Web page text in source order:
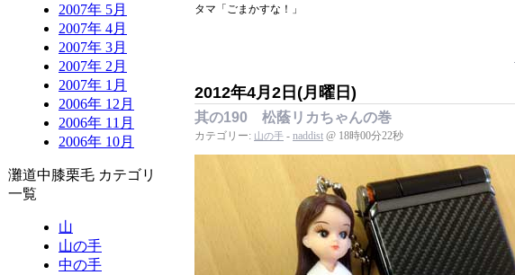
2007年 5月
2007年 4月
2007年 3月
2007年 2月
2007年 1月
2006年 12月
2006年 11月
2006年 10月
灘道中膝栗毛 カテゴリ
一覧
山
山の手
中の手
タマ「ごまかすな！」
2012年4月2日(月曜日)
其の190 松蔭リカちゃんの巻
カテゴリー: 山の手 - naddist @ 18時00分22秒